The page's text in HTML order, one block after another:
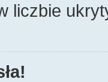
liczbie